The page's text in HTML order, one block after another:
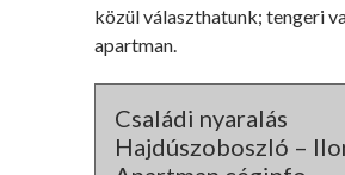
közül választhatunk; tengeri
apartman.
Családi nyaralás
Hajdúszoboszló –